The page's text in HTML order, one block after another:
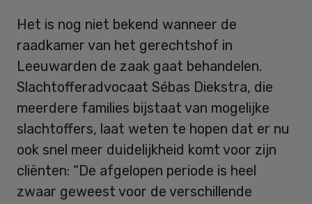
Het is nog niet bekend wanneer de
raadkamer van het gerechtshof in
Leeuwarden de zaak gaat behandelen.
Slachtofferadvocaat Sébas Diekstra, die
meerdere families bijstaat van mogelijke
slachtoffers, laat weten te hopen dat er nu
ook snel meer duidelijkheid komt voor zijn
cliënten: “De afgelopen periode is heel
zwaar geweest voor de verschillende